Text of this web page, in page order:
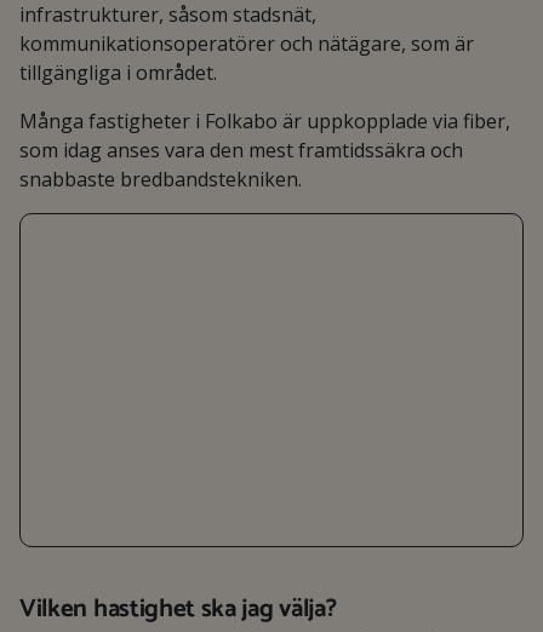
infrastrukturer, såsom stadsnät,
kommunikationsoperatörer och nätägare, som är
tillgängliga i området.
Många fastigheter i Folkabo är uppkopplade via fiber,
som idag anses vara den mest framtidssäkra och
snabbaste bredbandstekniken.
Vilken hastighet ska jag välja?